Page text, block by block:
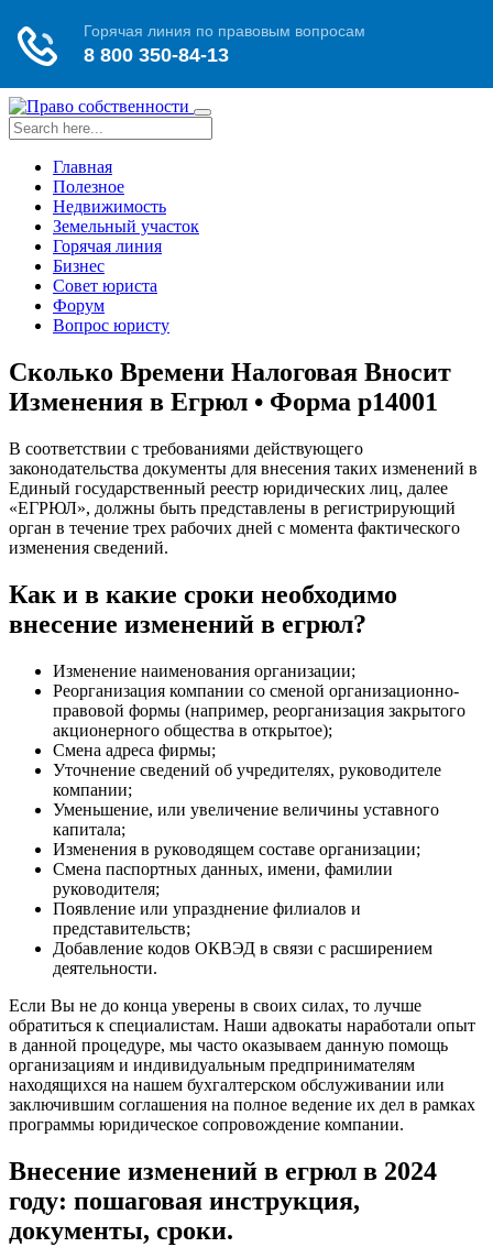
Toggle
navigation
Главная
Полезное
Недвижимость
Земельный участок
Горячая линия
Бизнес
Совет юриста
Форум
Вопрос юристу
Сколько Времени Налоговая Вносит
Изменения в Егрюл • Форма р14001
В соответствии с требованиями действующего
законодательства документы для внесения таких изменений в
Единый государственный реестр юридических лиц, далее
«ЕГРЮЛ», должны быть представлены в регистрирующий
орган в течение трех рабочих дней с момента фактического
изменения сведений.
Как и в какие сроки необходимо
внесение изменений в егрюл?
Изменение наименования организации;
Реорганизация компании со сменой организационно-
правовой формы (например, реорганизация закрытого
акционерного общества в открытое);
Смена адреса фирмы;
Уточнение сведений об учредителях, руководителе
компании;
Уменьшение, или увеличение величины уставного
капитала;
Изменения в руководящем составе организации;
Смена паспортных данных, имени, фамилии
руководителя;
Появление или упразднение филиалов и
представительств;
Добавление кодов ОКВЭД в связи с расширением
деятельности.
Если Вы не до конца уверены в своих силах, то лучше
обратиться к специалистам. Наши адвокаты наработали опыт
в данной процедуре, мы часто оказываем данную помощь
организациям и индивидуальным предпринимателям
находящихся на нашем бухгалтерском обслуживании или
заключившим соглашения на полное ведение их дел в рамках
программы юридическое сопровождение компании.
Внесение изменений в егрюл в 2024
году: пошаговая инструкция,
документы, сроки.